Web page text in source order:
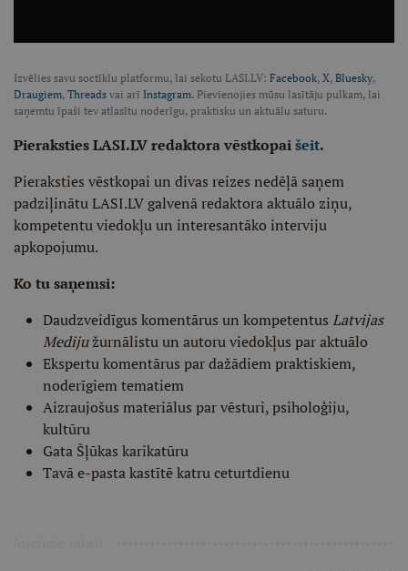
Izvēlies savu soctīklu platformu, lai sekotu LASI.LV: Facebook, X, Bluesky,
Draugiem, Threads vai arī Instagram. Pievienojies mūsu lasītāju pulkam, lai
saņemtu īpaši tev atlasītu noderīgu, praktisku un aktuālu saturu.
Pieraksties LASI.LV redaktora vēstkopaišeit.
Pieraksties vēstkopai un divas reizes nedēļā saņem
padziļinātu LASI.LV galvenā redaktora aktuālo ziņu,
kompetentu viedokļu un interesantāko interviju
apkopojumu.
Ko tu saņemsi:
Daudzveidīgus komentārus un kompetentus Latvijas
Medijužurnālistu un autoru viedokļus par aktuālo
Ekspertu komentārus par dažādiem praktiskiem,
noderīgiem tematiem
Aizraujošus materiālus par vēsturi, psiholoģiju,
kultūru
Gata Šļūkas karikatūru
Tavā e-pasta kastītē katru ceturtdienu